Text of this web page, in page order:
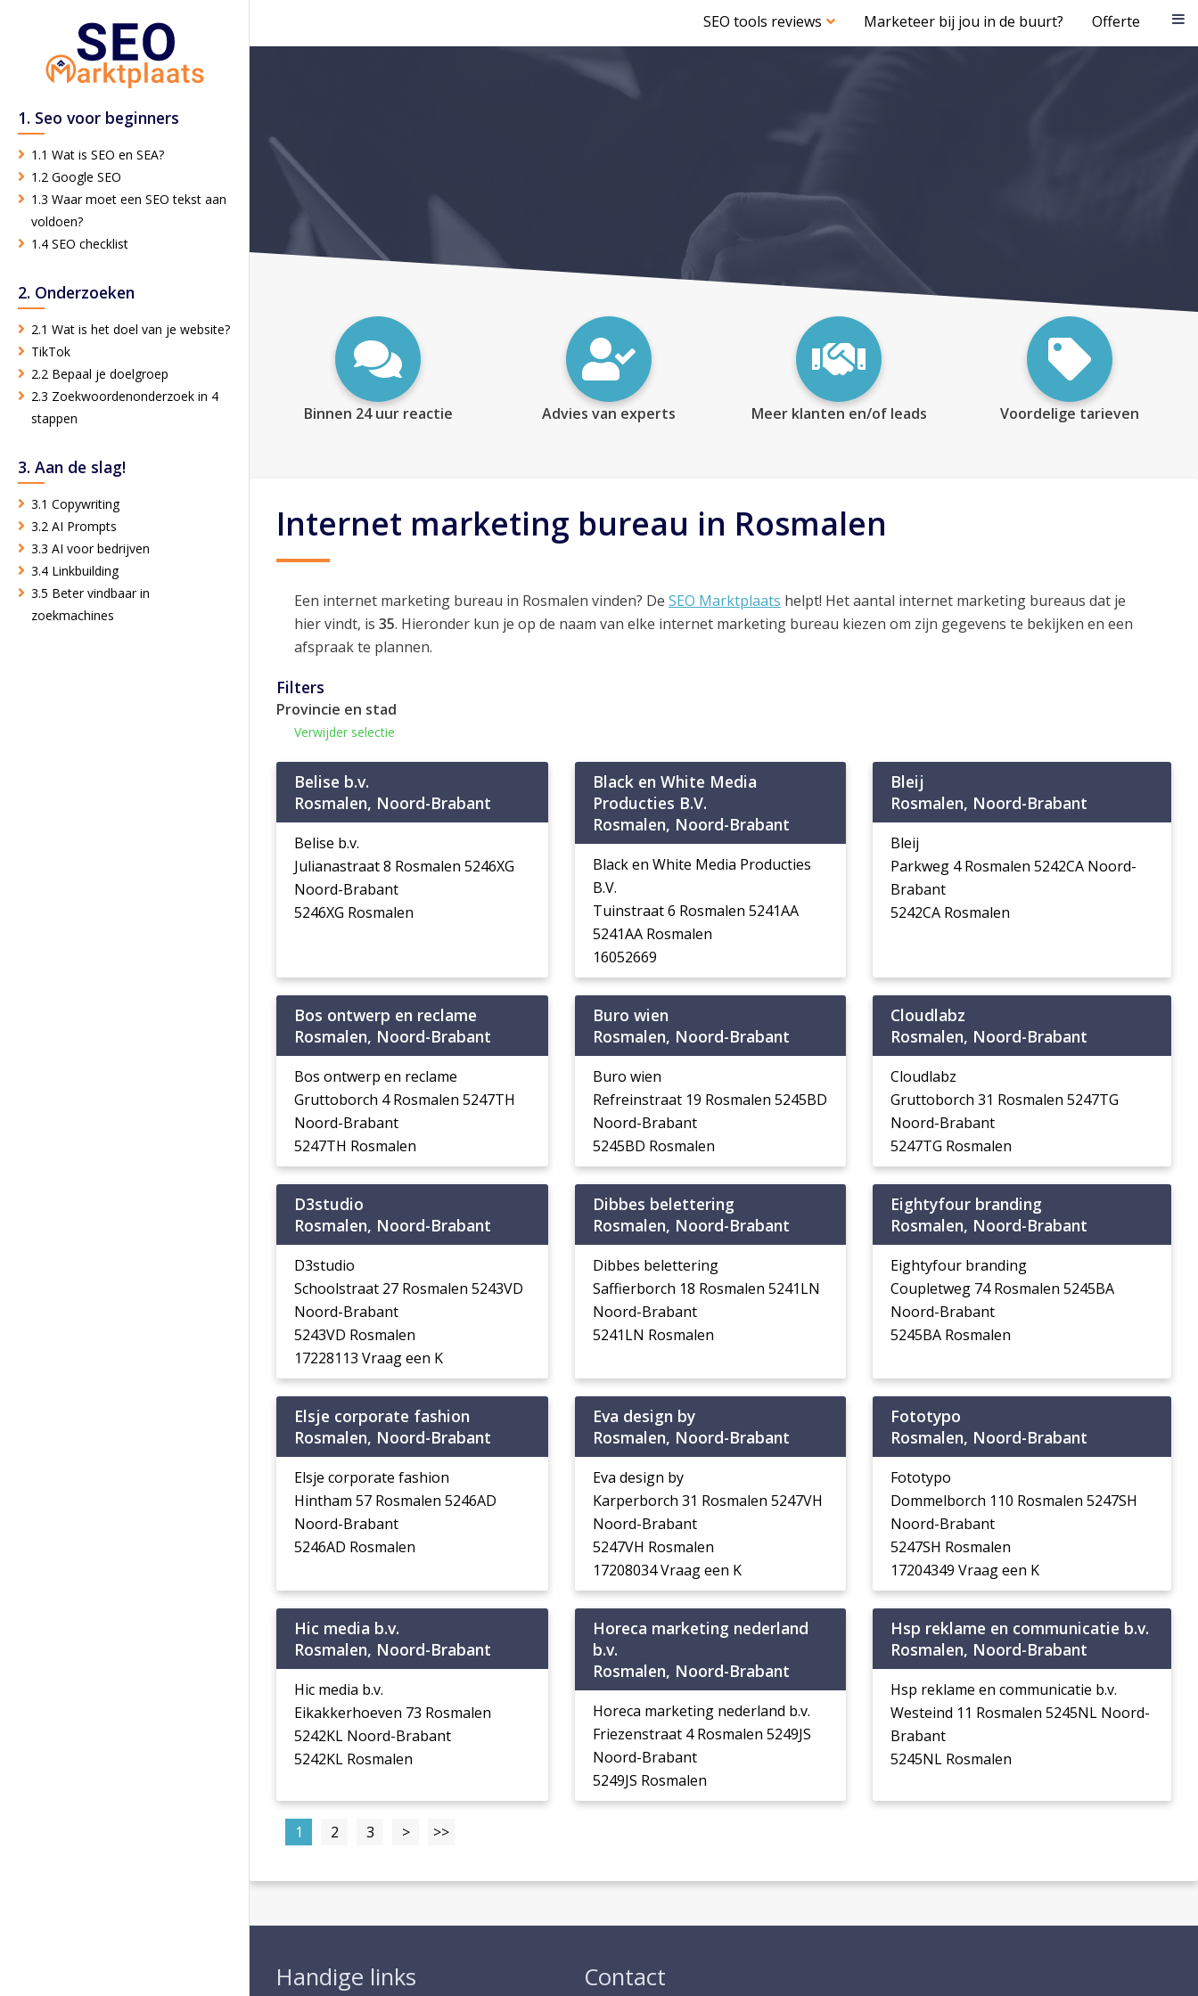
SEO tools reviews Marketeer bij jou in de buurt? Offerte
1. Seo voor beginners
1.1 Wat is SEO en SEA?
1.2 Google SEO
1.3 Waar moet een SEO tekst aan
voldoen?
1.4 SEO checklist
2. Onderzoeken
2.1 Wat is het doel van je website?
TikTok
2.2 Bepaal je doelgroep
2.3 Zoekwoordenonderzoek in 4
stappen
3. Aan de slag!
3.1 Copywriting
3.2 AI Prompts
3.3 AI voor bedrijven
3.4 Linkbuilding
3.5 Beter vindbaar in
zoekmachines
Binnen 24 uur reactie Advies van experts Meer klanten en/of leads Voordelige tarieven
Internet marketing bureau in Rosmalen
Een internet marketing bureau in Rosmalen vinden? De SEO Marktplaats helpt! Het aantal internet marketing bureaus dat je
hier vindt, is 35. Hieronder kun je op de naam van elke internet marketing bureau kiezen om zijn gegevens te bekijken en een
afspraak te plannen.
Filters
Provincie en stad
Verwijder selectie
Belise b.v.
Rosmalen, Noord-Brabant
Belise b.v.
Julianastraat 8 Rosmalen 5246XG
Noord-Brabant
5246XG Rosmalen
Black en White Media
Producties B.V.
Rosmalen, Noord-Brabant
Black en White Media Producties
B.V.
Tuinstraat 6 Rosmalen 5241AA
5241AA Rosmalen
16052669
Bleij
Rosmalen, Noord-Brabant
Bleij
Parkweg 4 Rosmalen 5242CA Noord-
Brabant
5242CA Rosmalen
Bos ontwerp en reclame
Rosmalen, Noord-Brabant
Bos ontwerp en reclame
Gruttoborch 4 Rosmalen 5247TH
Noord-Brabant
5247TH Rosmalen
Buro wien
Rosmalen, Noord-Brabant
Buro wien
Refreinstraat 19 Rosmalen 5245BD
Noord-Brabant
5245BD Rosmalen
Cloudlabz
Rosmalen, Noord-Brabant
Cloudlabz
Gruttoborch 31 Rosmalen 5247TG
Noord-Brabant
5247TG Rosmalen
D3studio
Rosmalen, Noord-Brabant
D3studio
Schoolstraat 27 Rosmalen 5243VD
Noord-Brabant
5243VD Rosmalen
17228113 Vraag een K
Dibbes belettering
Rosmalen, Noord-Brabant
Dibbes belettering
Saffierborch 18 Rosmalen 5241LN
Noord-Brabant
5241LN Rosmalen
Eightyfour branding
Rosmalen, Noord-Brabant
Eightyfour branding
Coupletweg 74 Rosmalen 5245BA
Noord-Brabant
5245BA Rosmalen
Elsje corporate fashion
Rosmalen, Noord-Brabant
Elsje corporate fashion
Hintham 57 Rosmalen 5246AD
Noord-Brabant
5246AD Rosmalen
Eva design by
Rosmalen, Noord-Brabant
Eva design by
Karperborch 31 Rosmalen 5247VH
Noord-Brabant
5247VH Rosmalen
17208034 Vraag een K
Fototypo
Rosmalen, Noord-Brabant
Fototypo
Dommelborch 110 Rosmalen 5247SH
Noord-Brabant
5247SH Rosmalen
17204349 Vraag een K
Hic media b.v.
Rosmalen, Noord-Brabant
Hic media b.v.
Eikakkerhoeven 73 Rosmalen
5242KL Noord-Brabant
5242KL Rosmalen
Horeca marketing nederland
b.v.
Rosmalen, Noord-Brabant
Horeca marketing nederland b.v.
Friezenstraat 4 Rosmalen 5249JS
Noord-Brabant
5249JS Rosmalen
Hsp reklame en communicatie b.v.
Rosmalen, Noord-Brabant
Hsp reklame en communicatie b.v.
Westeind 11 Rosmalen 5245NL Noord-
Brabant
5245NL Rosmalen
1 2 3 > >>
Handige links Contact